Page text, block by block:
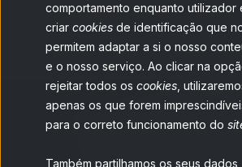
comportamento enquanto utilizador
criar cookies de identificação que
permitem adaptar a si o nosso
e o nosso serviço. Ao clicar na
rejeitar todos os cookies ,
apenas os que forem
para o correto funcionamento do
Também partilhamos os seus dados
Solicitar uma